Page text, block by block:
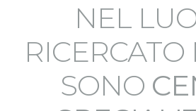
NEL
RICERCATO
SONO